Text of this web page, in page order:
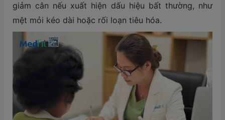
giảm cân nếu xuất hiện dấu hiệu bất thường, như
mệt mỏi kéo dài hoặc rối loạn tiêu hóa.